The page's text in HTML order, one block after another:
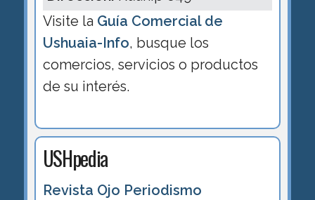
Visite la Guía Comercial de
Ushuaia-Info, busque los
comercios, servicios o productos
de su interés.
USHpedia
Revista Ojo Periodismo